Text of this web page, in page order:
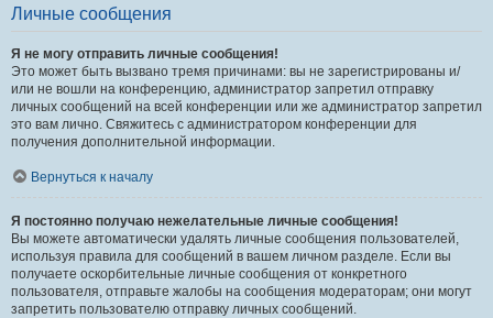
Личные сообщения
Я не могу отправить личные сообщения!
Это может быть вызвано тремя причинами: вы не зарегистрированы и/
или не вошли на конференцию, администратор запретил отправку
личных сообщений на всей конференции или же администратор запретил
это вам лично. Свяжитесь с администратором конференции для
получения дополнительной информации.
Вернуться к началу
Я постоянно получаю нежелательные личные сообщения!
Вы можете автоматически удалять личные сообщения пользователей,
используя правила для сообщений в вашем личном разделе. Если вы
получаете оскорбительные личные сообщения от конкретного
пользователя, отправьте жалобы на сообщения модераторам; они могут
запретить пользователю отправку личных сообщений.